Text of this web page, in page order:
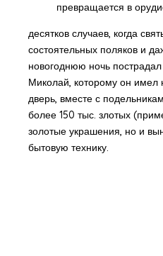
превращается в
десятков случаев, когда
состоятельных поляков и
новогоднюю ночь
Миколай, которому он имел
дверь, вместе с
более 150 тыс. злотых
золотые украшения, но и
бытовую технику.